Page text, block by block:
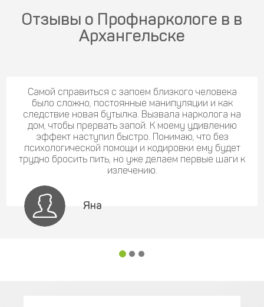
Отзывы о Профнаркологе в в
Архангельске
Самой справиться с запоем близкого человека
было сложно, постоянные манипуляции и как
следствие новая бутылка. Вызвала нарколога на
дом, чтобы прервать запой. К моему удивлению
эффект наступил быстро. Понимаю, что без
психологической помощи и кодировки ему будет
трудно бросить пить, но уже делаем первые шаги к
излечению.
Яна